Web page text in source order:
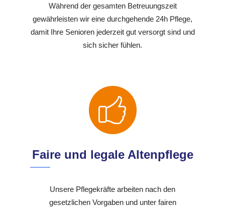
Während der gesamten Betreuungszeit
gewährleisten wir eine durchgehende 24h Pflege,
damit Ihre Senioren jederzeit gut versorgt sind und
sich sicher fühlen.
Faire und legale Altenpflege
Unsere Pflegekräfte arbeiten nach den
gesetzlichen Vorgaben und unter fairen